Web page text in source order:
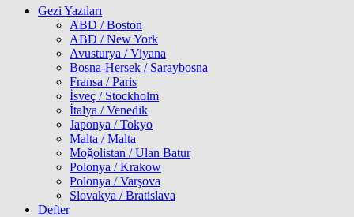
Gezi Yazıları
ABD / Boston
ABD / New York
Avusturya / Viyana
Bosna-Hersek / Saraybosna
Fransa / Paris
İsveç / Stockholm
İtalya / Venedik
Japonya / Tokyo
Malta / Malta
Moğolistan / Ulan Batur
Polonya / Krakow
Polonya / Varşova
Slovakya / Bratislava
Defter